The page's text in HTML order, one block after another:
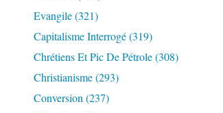
Evangile(321)
Capitalisme Interrogé(319)
Chrétiens Et Pic De Pétrole(308)
Christianisme(293)
Conversion (237)